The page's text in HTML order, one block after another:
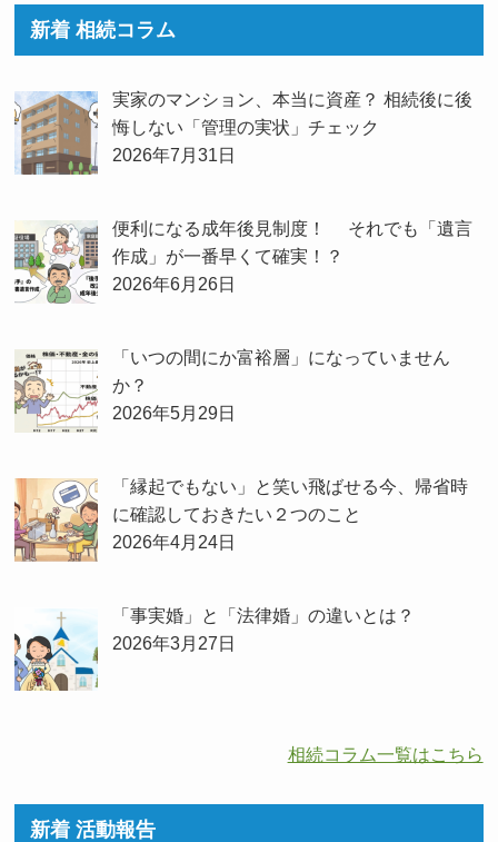
新着 相続コラム
実家のマンション、本当に資産？ 相続後に後
悔しない「管理の実状」チェック
2026年7月31日
便利になる成年後見制度！ それでも「遺言
作成」が一番早くて確実！？
2026年6月26日
「いつの間にか富裕層」になっていません
か？
2026年5月29日
「縁起でもない」と笑い飛ばせる今、帰省時
に確認しておきたい２つのこと
2026年4月24日
「事実婚」と「法律婚」の違いとは？
2026年3月27日
相続コラム一覧はこちら
新着 活動報告